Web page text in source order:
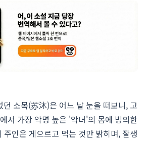
던 소목(苏沐)은 어느 날 눈을 떠보니, 고
서 가장 악명 높은 '악녀'의 몸에 빙의한
주인은 게으르고 먹는 것만 밝히며, 잘생